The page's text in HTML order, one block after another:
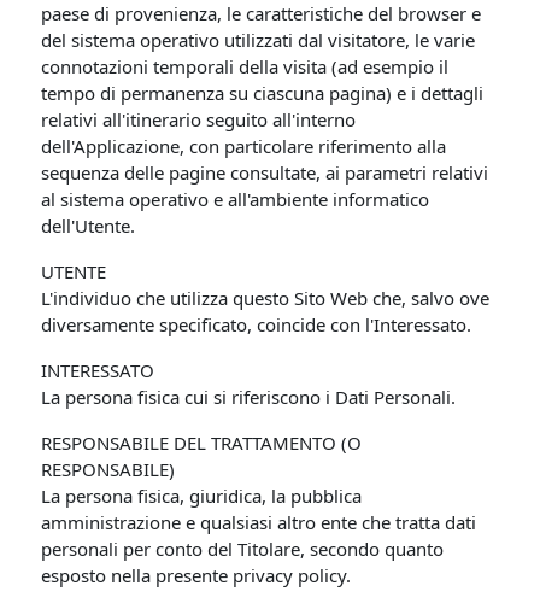
paese di provenienza, le caratteristiche del browser e
del sistema operativo utilizzati dal visitatore, le varie
connotazioni temporali della visita (ad esempio il
tempo di permanenza su ciascuna pagina) e i dettagli
relativi all'itinerario seguito all'interno
dell'Applicazione, con particolare riferimento alla
sequenza delle pagine consultate, ai parametri relativi
al sistema operativo e all'ambiente informatico
dell'Utente.
UTENTE
L'individuo che utilizza questo Sito Web che, salvo ove
diversamente specificato, coincide con l'Interessato.
INTERESSATO
La persona fisica cui si riferiscono i Dati Personali.
RESPONSABILE DEL TRATTAMENTO (O
RESPONSABILE)
La persona fisica, giuridica, la pubblica
amministrazione e qualsiasi altro ente che tratta dati
personali per conto del Titolare, secondo quanto
esposto nella presente privacy policy.